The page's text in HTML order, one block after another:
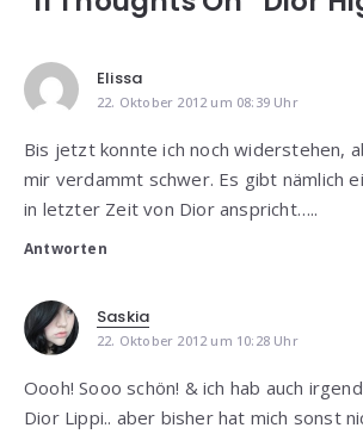
Elissa
22. Oktober 2012 um 08:39 Uhr
Bis jetzt konnte ich noch widerstehen,
mir verdammt schwer. Es gibt nämlich
in letzter Zeit von Dior anspricht…..
Antworten
Saskia
22. Oktober 2012 um 10:28 Uhr
Oooh! Sooo schön! & ich hab auch
Dior Lippi.. aber bisher hat mich sonst